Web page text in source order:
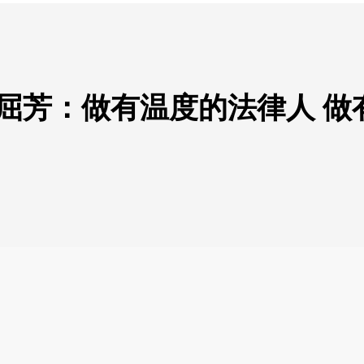
芳：做有温度的法律人 做